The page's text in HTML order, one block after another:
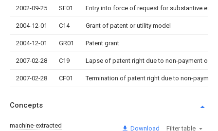
2002-09-25 SE01 Entry into force of request for substantive
2004-12-01 C14 Grant of patent or utility model
2004-12-01 GR01 Patent grant
2007-02-28 C19 Lapse of patent right due to non-payment of
2007-02-28 CF01 Termination of patent right due to non-
Concepts
machine-extracted Download Filter table